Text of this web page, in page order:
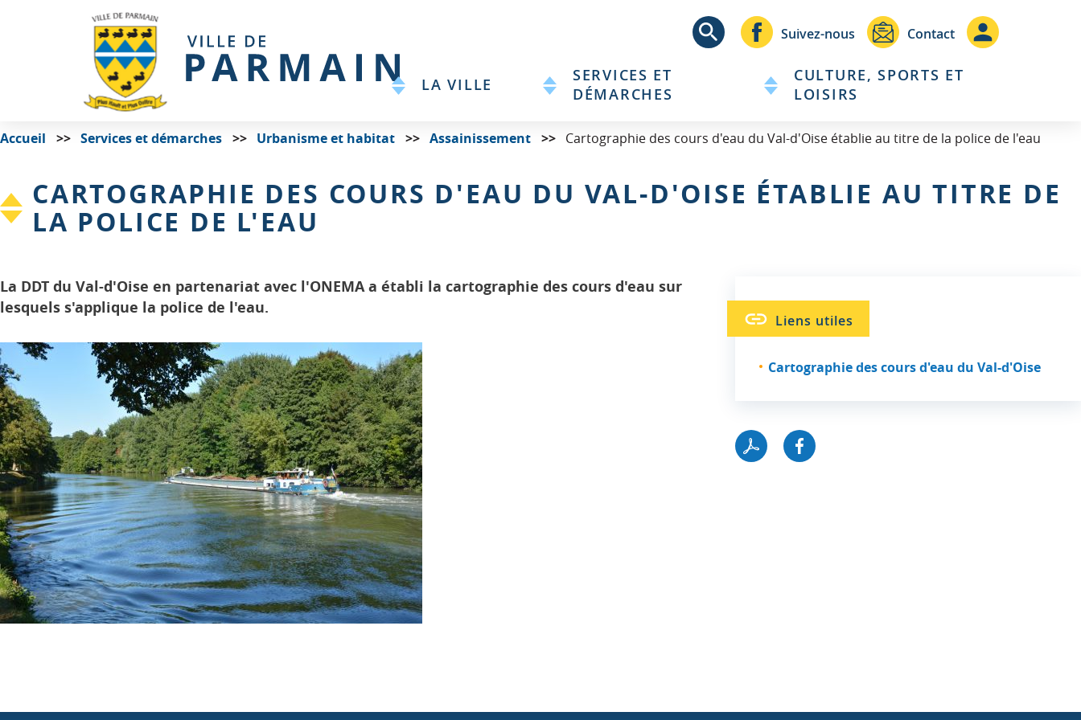
principal
Header
-
Communication
Suivez-nous Contact
Header
-
LA VILLE
SERVICES ET
DÉMARCHES
CULTURE, SPORTS ET
LOISIRS
Accueil Services et démarches Urbanisme et habitat Assainissement Cartographie des cours d'eau du Val-d'Oise établie au titre de la police de l'eau
CARTOGRAPHIE DES COURS D'EAU DU VAL-D'OISE ÉTABLIE AU TITRE DE
LA POLICE DE L'EAU
La DDT du Val-d'Oise en partenariat avec l'ONEMA a établi la cartographie des cours d'eau sur
lesquels s'applique la police de l'eau.
Liens utiles
Cartographie des cours d'eau du Val-d'Oise